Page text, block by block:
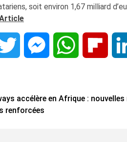
soit environ 1,67 milliard
Twitter MessengerWhatsApp
accélère en Afrique :
renforcées